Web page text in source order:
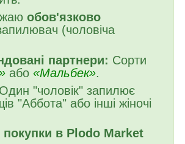
обов'язково
(чоловіча
партнери: Сорти
або «Мальбек».
Один "чоловік" запилює
"Аббота" або інші жіночі
покупки в Plodo Market